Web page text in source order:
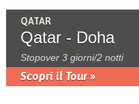
QATAR
Qatar - Doha
Stopover 3 giorni/2 notti
Scopri il Tour »